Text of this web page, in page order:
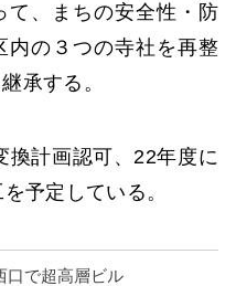
て、まちの安全性・防
内の３つの寺社を再整
承する。
計画認可、22年度に
予定している。
口で超高層ビル